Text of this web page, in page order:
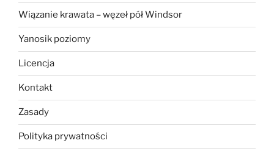
Wiązanie krawata – węzeł pół Windsor
Yanosik poziomy
Licencja
Kontakt
Zasady
Polityka prywatności